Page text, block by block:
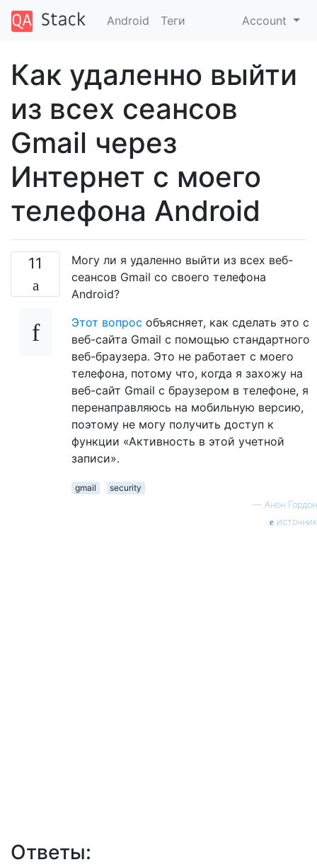
Android Теги Account
Как удаленно выйти
из всех сеансов
Gmail через
Интернет с моего
телефона Android
11
Могу ли я удаленно выйти из всех веб-
сеансов Gmail со своего телефона
Android?
Этот вопрос объясняет, как сделать это с
веб-сайта Gmail с помощью стандартного
веб-браузера. Это не работает с моего
телефона, потому что, когда я захожу на
веб-сайт Gmail с браузером в телефоне, я
перенаправляюсь на мобильную версию,
поэтому не могу получить доступ к
функции «Активность в этой учетной
записи».
gmail
security
— Анон Гордон
источник
Ответы: